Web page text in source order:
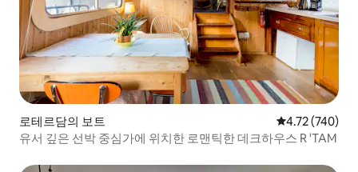
로테르담의 보트 평점 4.72점(5
4.72 (740)
유서 깊은 선박 중심가에 위치한 로맨틱한 데크하우스 R 'TAM